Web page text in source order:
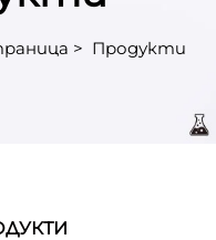
> Продукти